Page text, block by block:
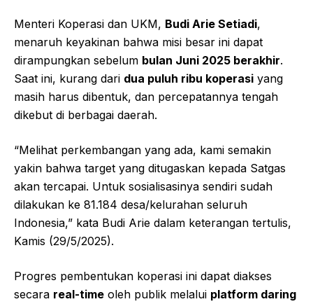
Menteri Koperasi dan UKM, Budi Arie Setiadi,
menaruh keyakinan bahwa misi besar ini dapat
dirampungkan sebelum bulan Juni 2025 berakhir.
Saat ini, kurang dari dua puluh ribu koperasi yang
masih harus dibentuk, dan percepatannya tengah
dikebut di berbagai daerah.
“Melihat perkembangan yang ada, kami semakin
yakin bahwa target yang ditugaskan kepada Satgas
akan tercapai. Untuk sosialisasinya sendiri sudah
dilakukan ke 81.184 desa/kelurahan seluruh
Indonesia,” kata Budi Arie dalam keterangan tertulis,
Kamis (29/5/2025).
Progres pembentukan koperasi ini dapat diakses
secara real-time oleh publik melalui platform daring